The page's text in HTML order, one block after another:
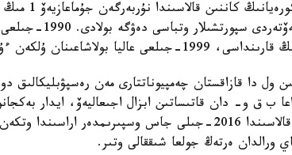
ودان كەيىن
اتاندى. جالپى،
ۇلكەن ءۇمىت كۇتتىرەدى.
ول دا قازاقستان چەمپيوناتتارى مەن رەسپۋبليكالىق
ب ق و- دان قاتىساتىن ابزال اجىعاليەۆ، ايدار
ورالدان ەرتەڭ جولعا شىققالى وتىر.